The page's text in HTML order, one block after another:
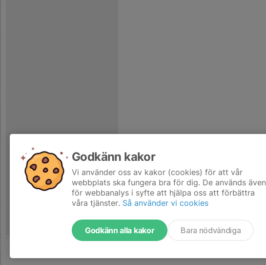
Godkänn kakor
Vi använder oss av kakor (cookies) för att vår
webbplats ska fungera bra för dig. De används även
för webbanalys i syfte att hjälpa oss att förbättra
våra tjänster. Så använder vi cookies
Godkänn alla kakor Bara nödvändiga